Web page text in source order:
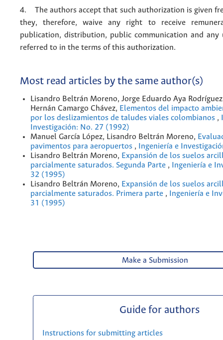
4. The authors accept that such authorization is given
they, therefore, waive any right to receive
publication, distribution, public communication and any
referred to in the terms of this authorization.
Most read articles by the same author(s)
Lisandro Beltrán Moreno, Jorge Eduardo Aya
Hernán Camargo Chávez, Elementos del impacto
por los deslizamientos de taludes viales colombianos ,
Investigación: No. 27 (1992)
Manuel García López, Lisandro Beltrán Moreno,
pavimentos para aeropuertos ,
Ingeniería e
Lisandro Beltrán Moreno, Expansión de los suelos
parcialmente saturados. Segunda Parte ,
Ingeniería e
32 (1995)
Lisandro Beltrán Moreno, Expansión de los suelos
parcialmente saturados. Primera parte ,
Ingeniería e
31 (1995)
Make a Submission
Guide for authors
Instructions for submitting articles